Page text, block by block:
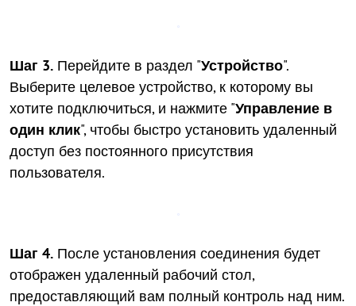
Шаг 3. Перейдите в раздел "Устройство".
Выберите целевое устройство, к которому вы
хотите подключиться, и нажмите "Управление в
один клик", чтобы быстро установить удаленный
доступ без постоянного присутствия
пользователя.
Шаг 4. После установления соединения будет
отображен удаленный рабочий стол,
предоставляющий вам полный контроль над ним.